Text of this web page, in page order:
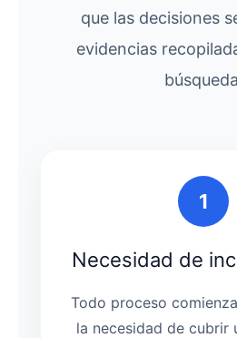
que las decisiones
evidencias
1
Necesidad de
Todo proceso
la necesidad de cubrir